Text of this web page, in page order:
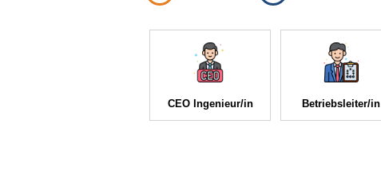
CEO Ingenieur/in Betriebsleiter/in